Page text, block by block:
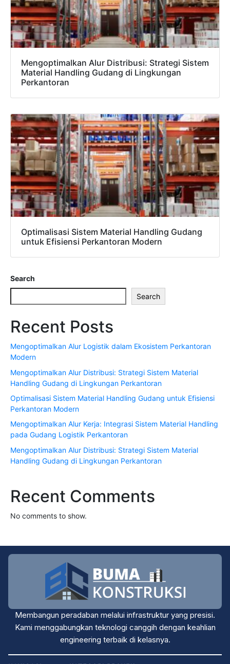
Mengoptimalkan Alur Distribusi: Strategi Sistem
Material Handling Gudang di Lingkungan
Perkantoran
Optimalisasi Sistem Material Handling Gudang
untuk Efisiensi Perkantoran Modern
Search
Search
Recent Posts
Mengoptimalkan Alur Logistik dalam Ekosistem Perkantoran
Modern
Mengoptimalkan Alur Distribusi: Strategi Sistem Material
Handling Gudang di Lingkungan Perkantoran
Optimalisasi Sistem Material Handling Gudang untuk Efisiensi
Perkantoran Modern
Mengoptimalkan Alur Kerja: Integrasi Sistem Material Handling
pada Gudang Logistik Perkantoran
Mengoptimalkan Alur Distribusi: Strategi Sistem Material
Handling Gudang di Lingkungan Perkantoran
Recent Comments
No comments to show.
Membangun peradaban melalui infrastruktur yang presisi.
Kami menggabungkan teknologi canggih dengan keahlian
engineering terbaik di kelasnya.